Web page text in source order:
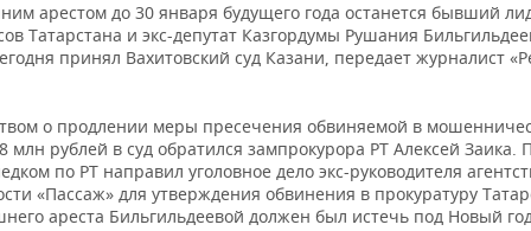
арестом до 30 января будущего года останется бывший
Татарстана и экс-депутат Казгордумы Рушания
принял Вахитовский суд Казани, передает журналист
о продлении меры пресечения обвиняемой в
млн рублей в суд обратился зампрокурора РТ Алексей Заика.
по РТ направил уголовное дело экс-руководителя
«Пассаж» для утверждения обвинения в прокуратуру
ареста Бильгильдеевой должен был истечь под Новый